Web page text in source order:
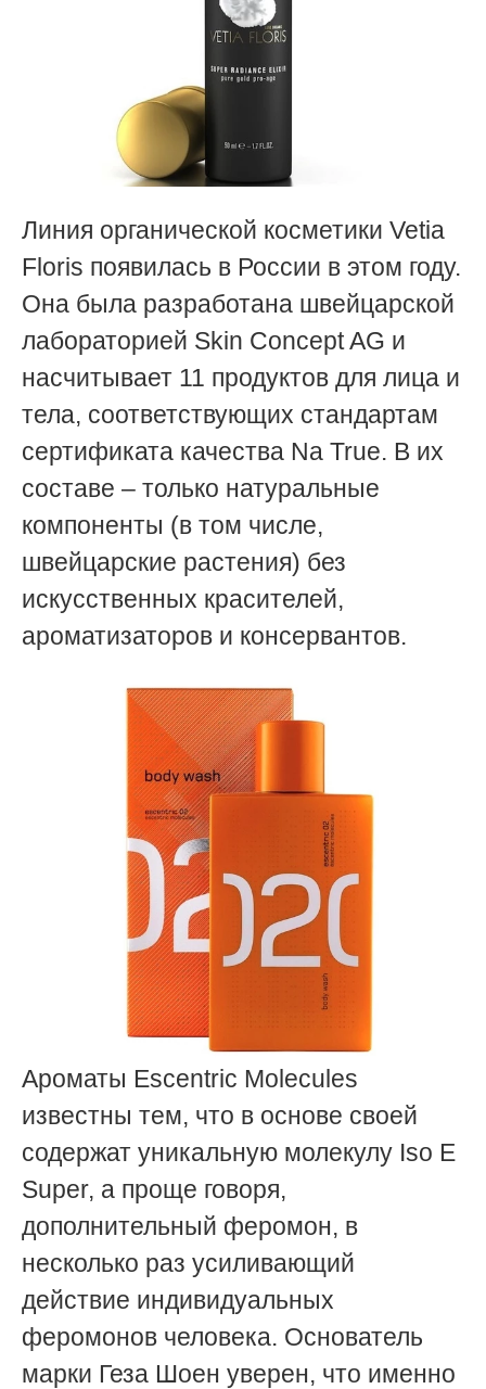
Линия органической косметики Vetia
Floris появилась в России в этом году.
Она была разработана швейцарской
лабораторией Skin Concept AG и
насчитывает 11 продуктов для лица и
тела, соответствующих стандартам
сертификата качества Na True. В их
составе – только натуральные
компоненты (в том числе,
швейцарские растения) без
искусственных красителей,
ароматизаторов и консервантов.
Ароматы Escentric Molecules
известны тем, что в основе своей
содержат уникальную молекулу Iso E
Super, а проще говоря,
дополнительный феромон, в
несколько раз усиливающий
действие индивидуальных
феромонов человека. Основатель
марки Геза Шоен уверен, что именно